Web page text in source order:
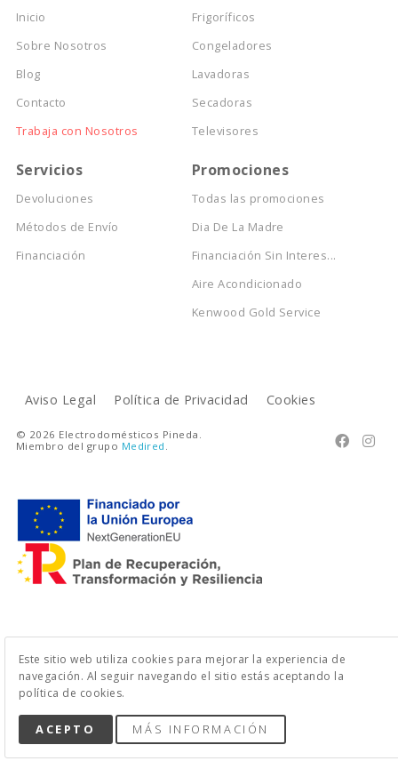
Inicio
Sobre Nosotros
Blog
Contacto
Trabaja con Nosotros
Frigoríficos
Congeladores
Lavadoras
Secadoras
Televisores
Servicios
Devoluciones
Métodos de Envío
Financiación
Promociones
Todas las promociones
Dia De La Madre
Financiación Sin Interes...
Aire Acondicionado
Kenwood Gold Service
Aviso Legal Política de Privacidad Cookies
 
© 2026 Electrodomésticos Pineda.
Miembro del grupo Medired .
Este sitio web utiliza cookies para mejorar la experiencia de
navegación. Al seguir navegando el sitio estás aceptando la
política de cookies.
ACEPTO MÁS INFORMACIÓN